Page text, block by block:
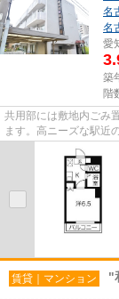
名
名
愛
築
階
共用部には敷地内ごみ
ます。高ニーズな駅近
用途によって2つの路線
賃貸｜マンション "